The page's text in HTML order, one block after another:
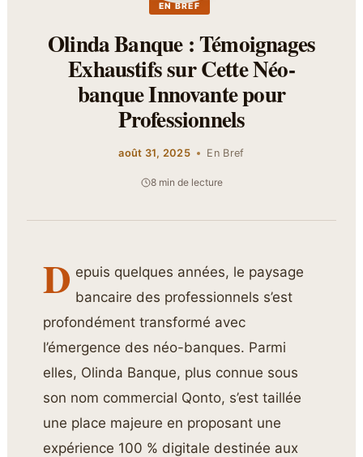
EN BREF
Olinda Banque : Témoignages
Exhaustifs sur Cette Néo-
banque Innovante pour
Professionnels
août 31, 2025 En Bref
8 min de lecture
D epuis quelques années, le paysage
bancaire des professionnels s’est
profondément transformé avec
l’émergence des néo-banques. Parmi
elles, Olinda Banque, plus connue sous
son nom commercial Qonto, s’est taillée
une place majeure en proposant une
expérience 100 % digitale destinée aux